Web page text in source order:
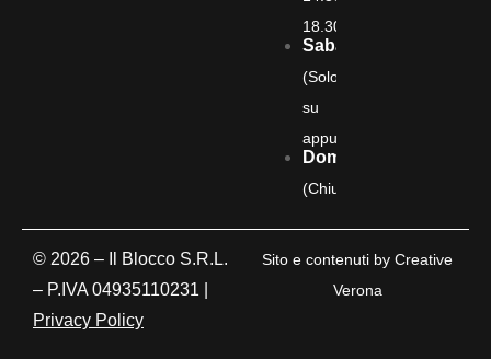
18.30)
Sabato
(Solo
su
appuntamento)
Domenica
(Chiuso)
© 2026 – Il Blocco S.R.L.
– P.IVA 04935110231 |
Privacy Policy
Sito e contenuti by Creative
Verona